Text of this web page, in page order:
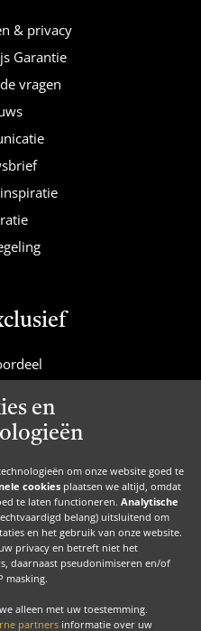
en
om onze website goed te
cookies plaatsen we altijd, omdat
te laten functioneren. Analytische
belang) uitsluitend om
en het gebruik van onze website.
privacy en betreft niet het
daarnaast pseudonimiseren en/of
masking.
alleen met uw toestemming.
partners informatie over uw
& privacy
Garantie
vragen
Membership
Thuis
Zakelijk